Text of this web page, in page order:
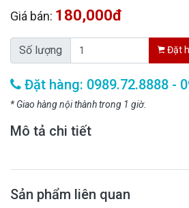
Giá bán: 180,000đ
Số lượng Đặt
Đặt hàng: 0989.72.8888 -
* Giao hàng nội thành trong 1 giờ.
Mô tả chi tiết
Sản phẩm liên quan